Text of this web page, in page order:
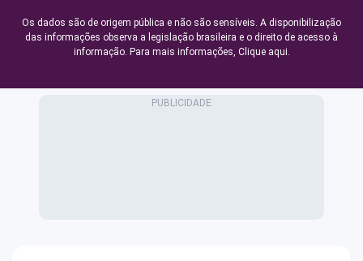
Os dados são de origem pública e não são sensíveis. A disponibilização
das informações observa a legislação brasileira e o direito de acesso à
informação. Para mais informações, Clique aqui.